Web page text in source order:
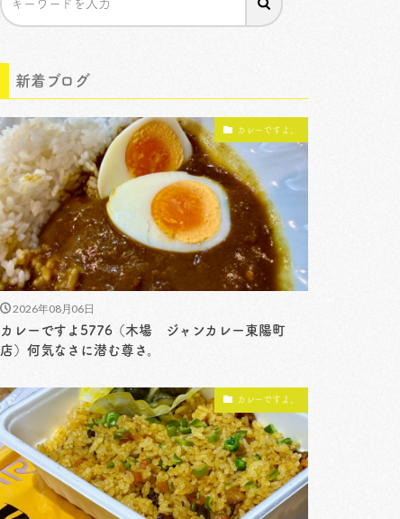
新着ブログ
カレーですよ。
2026年08月06日
カレーですよ5776（木場 ジャンカレー東陽町
店）何気なさに潜む尊さ。
カレーですよ。